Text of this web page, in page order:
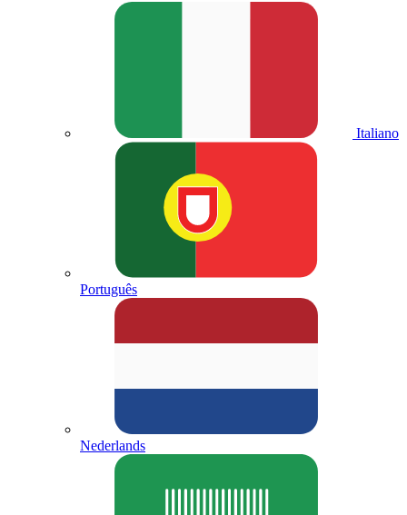
Italiano
Português
Nederlands